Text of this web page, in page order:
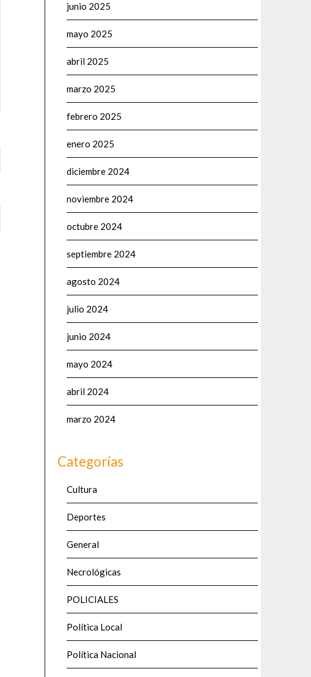
junio 2025
mayo 2025
abril 2025
marzo 2025
febrero 2025
enero 2025
diciembre 2024
noviembre 2024
octubre 2024
septiembre 2024
agosto 2024
julio 2024
junio 2024
mayo 2024
abril 2024
marzo 2024
Categorías
Cultura
Deportes
General
Necrológicas
POLICIALES
Política Local
Política Nacional